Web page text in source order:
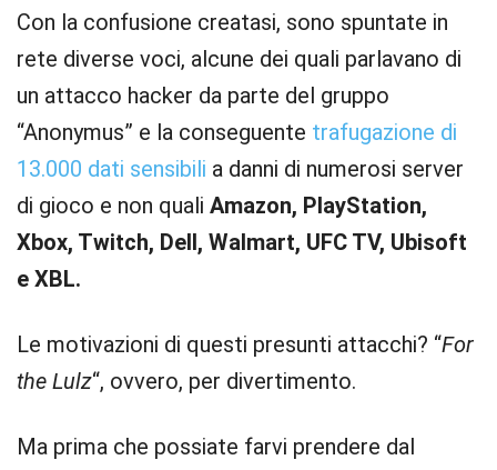
Con la confusione creatasi, sono spuntate in
rete diverse voci, alcune dei quali parlavano di
un attacco hacker da parte del gruppo
“Anonymus” e la conseguente trafugazione di
13.000 dati sensibili a danni di numerosi server
di gioco e non quali Amazon, PlayStation,
Xbox, Twitch, Dell, Walmart, UFC TV, Ubisoft
e XBL.
Le motivazioni di questi presunti attacchi? “For
the Lulz“, ovvero, per divertimento.
Ma prima che possiate farvi prendere dal